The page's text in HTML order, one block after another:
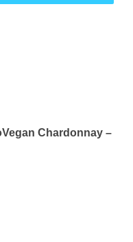
Chardonnay –